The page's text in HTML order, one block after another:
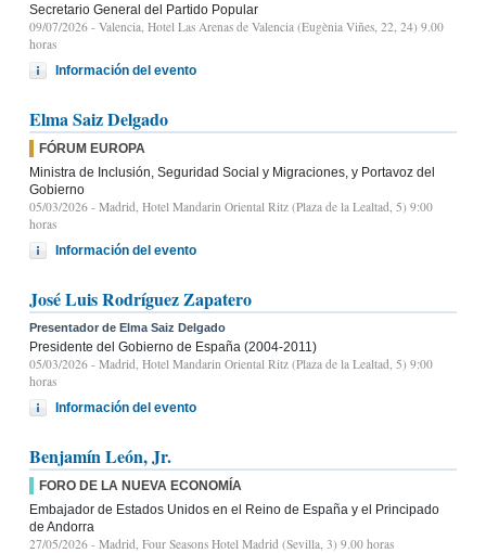
Secretario General del Partido Popular
09/07/2026 - Valencia, Hotel Las Arenas de Valencia (Eugènia Viñes, 22, 24) 9.00
horas
Información del evento
Elma Saiz Delgado
FÓRUM EUROPA
Ministra de Inclusión, Seguridad Social y Migraciones, y Portavoz del
Gobierno
05/03/2026 - Madrid, Hotel Mandarin Oriental Ritz (Plaza de la Lealtad, 5) 9:00
horas
Información del evento
José Luis Rodríguez Zapatero
Presentador de Elma Saiz Delgado
Presidente del Gobierno de España (2004-2011)
05/03/2026 - Madrid, Hotel Mandarin Oriental Ritz (Plaza de la Lealtad, 5) 9:00
horas
Información del evento
Benjamín León, Jr.
FORO DE LA NUEVA ECONOMÍA
Embajador de Estados Unidos en el Reino de España y el Principado
de Andorra
27/05/2026 - Madrid, Four Seasons Hotel Madrid (Sevilla, 3) 9.00 horas